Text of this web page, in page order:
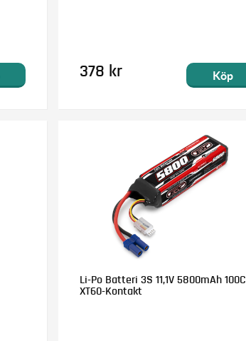
378 kr Köp
Li-Po Batteri 3S 11,1V 5800mAh 100C
XT60-Kontakt